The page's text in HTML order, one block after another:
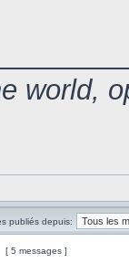
world,
publiés depuis:
[ 5 messages ]